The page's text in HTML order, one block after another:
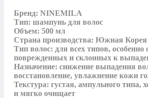
Бренд: NINEMILA
Тип: шампунь для волос
Объем: 500 мл
Страна производства: Южная Корея
Тип волос: для всех типов, особенно
поврежденных и склонных к
Назначение: снижение выпадения
восстановление, увлажнение кожи
Текстура: густая, ампульного типа,
и мягко очищает